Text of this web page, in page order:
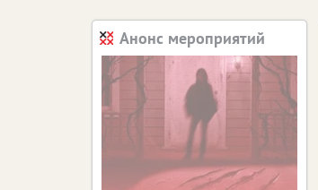
Анонс мероприятий